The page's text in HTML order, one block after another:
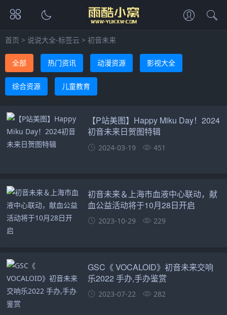
首页 > 说说大全-标签云 > 初音未来
全部 热门资讯 动漫资源 影视大全
综合资源 儿童教育
【P站美图】Happy Miku Day！2024
初音未来日贺图特辑
2024-03-19 451
初音未来＆上海市血液中心联动，献
血公益活动将于10月28日开启
2023-10-29 229
GSC《 VOCALOID》初音未来交响
乐2022 手办,手办鉴赏
2023-07-22 282